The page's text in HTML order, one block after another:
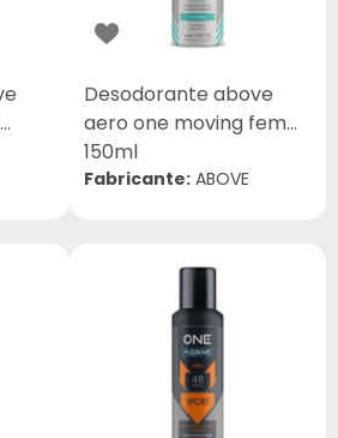
Desodorante above
aero one moving fem
150ml
Fabricante: ABOVE